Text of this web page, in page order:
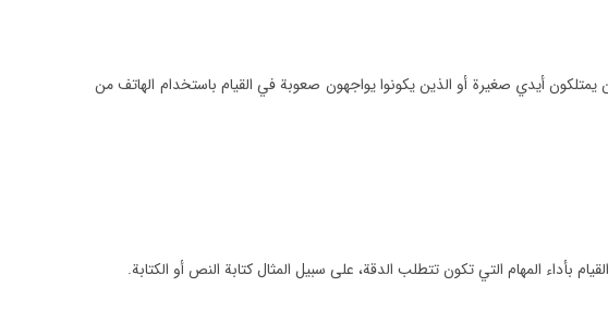
أيدي صغيرة أو الذين يكونوا يواجهون صعوبة في القيام باستخدام الهاتف من
المهام التي تكون تتطلب الدقة، على سبيل المثال كتابة النص أو الكتابة.